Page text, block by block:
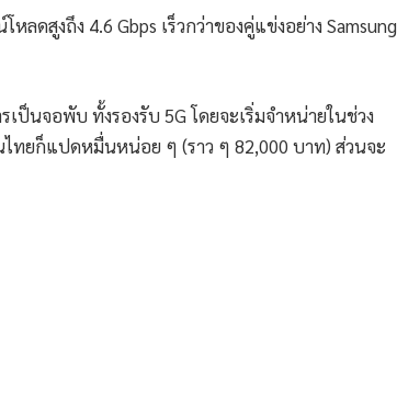
ลดสูงถึง 4.6 Gbps เร็วกว่าของคู่แข่งอย่าง Samsung
นจอพับ ทั้งรองรับ 5G โดยจะเริ่มจำหน่ายในช่วง
ไทยก็แปดหมื่นหน่อย ๆ (ราว ๆ 82,000 บาท) ส่วนจะ